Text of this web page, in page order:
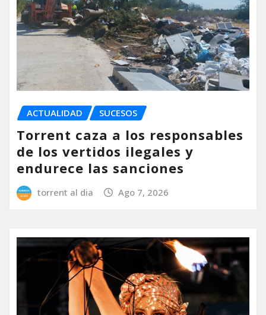
ACTUALIDAD SUCESOS
Torrent caza a los responsables
de los vertidos ilegales y
endurece las sanciones
torrent al dia Ago 7, 2026